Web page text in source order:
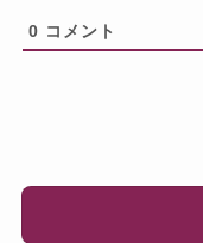
0 コメント